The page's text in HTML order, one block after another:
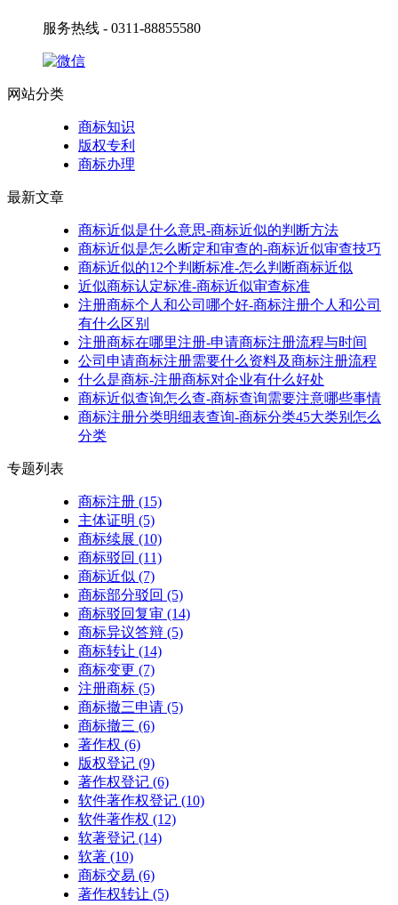
服务热线 - 0311-88855580
网站分类
商标知识
版权专利
商标办理
最新文章
商标近似是什么意思-商标近似的判断方法
商标近似是怎么断定和审查的-商标近似审查技巧
商标近似的12个判断标准-怎么判断商标近似
近似商标认定标准-商标近似审查标准
注册商标个人和公司哪个好-商标注册个人和公司
有什么区别
注册商标在哪里注册-申请商标注册流程与时间
公司申请商标注册需要什么资料及商标注册流程
什么是商标-注册商标对企业有什么好处
商标近似查询怎么查-商标查询需要注意哪些事情
商标注册分类明细表查询-商标分类45大类别怎么
分类
专题列表
商标注册 (15)
主体证明 (5)
商标续展 (10)
商标驳回 (11)
商标近似 (7)
商标部分驳回 (5)
商标驳回复审 (14)
商标异议答辩 (5)
商标转让 (14)
商标变更 (7)
注册商标 (5)
商标撤三申请 (5)
商标撤三 (6)
著作权 (6)
版权登记 (9)
著作权登记 (6)
软件著作权登记 (10)
软件著作权 (12)
软著登记 (14)
软著 (10)
商标交易 (6)
著作权转让 (5)